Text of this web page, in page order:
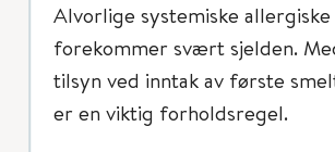
Alvorlige systemiske
forekommer svært sjelden.
tilsyn ved inntak av første
er en viktig forholdsregel.